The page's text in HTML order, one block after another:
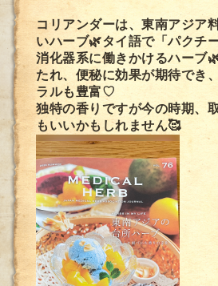
コリアンダーは、東南アジア
いハーブ🌿タイ語で「パクチ
消化器系に働きかけるハーブ
たれ、便秘に効果が期待でき
ラルも豊富♡
独特の香りですが今の時期、
もいいかもしれません🥰